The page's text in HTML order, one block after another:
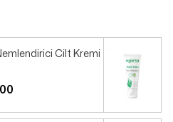
Cilt Kremi